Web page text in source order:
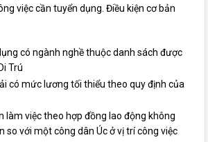
việc cần tuyển dụng. Điều kiện cơ bản
có ngành nghề thuộc danh sách được
Trú
có mức lương tối thiểu theo quy định của
làm việc theo hợp đồng lao động không
so với một công dân Úc ở vị trí công việc